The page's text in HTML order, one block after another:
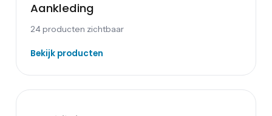
Aankleding
24 producten zichtbaar
Bekijk producten